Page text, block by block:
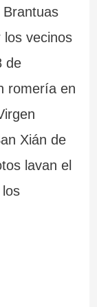
vecinos
de
romería en
Xián de
lavan el